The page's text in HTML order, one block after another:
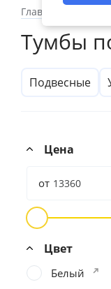
Главная
Тумбы
Подвесные
Цена
от
Цвет
Белый